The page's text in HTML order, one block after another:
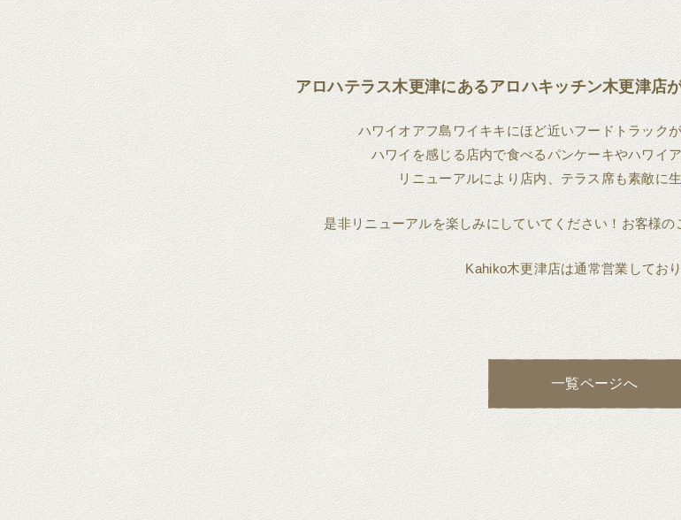
アロハテラス木更津にあるアロハキッチン木更津店
ハワイオアフ島ワイキキにほど近いフードトラック
ハワイを感じる店内で食べるパンケーキやハワイ
リニューアルにより店内、テラス席も素敵に
是非リニューアルを楽しみにしていてください！お客様の
Kahiko木更津店は通常営業しており
一覧ページへ